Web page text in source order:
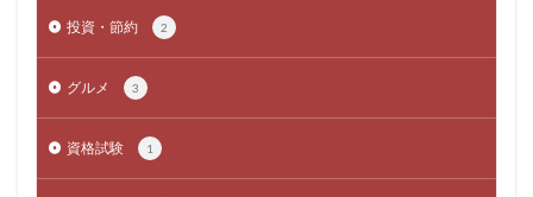
投資・節約 2
グルメ 3
資格試験 1